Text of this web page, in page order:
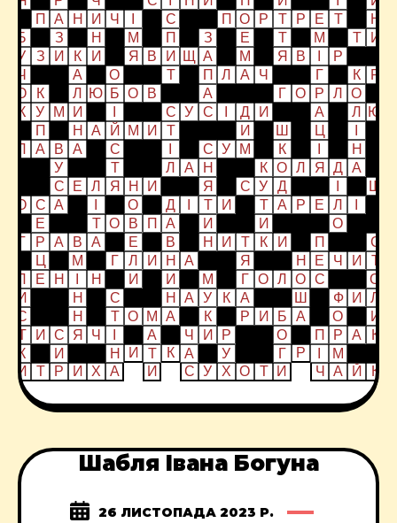
Шабля Івана Богуна
26 ЛИСТОПАДА 2023 Р.